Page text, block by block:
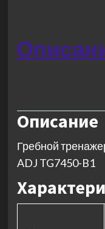
Описание
Гребной
ADJ TG7450-B1